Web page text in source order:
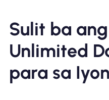
Sulit ba
Unlimited
para sa